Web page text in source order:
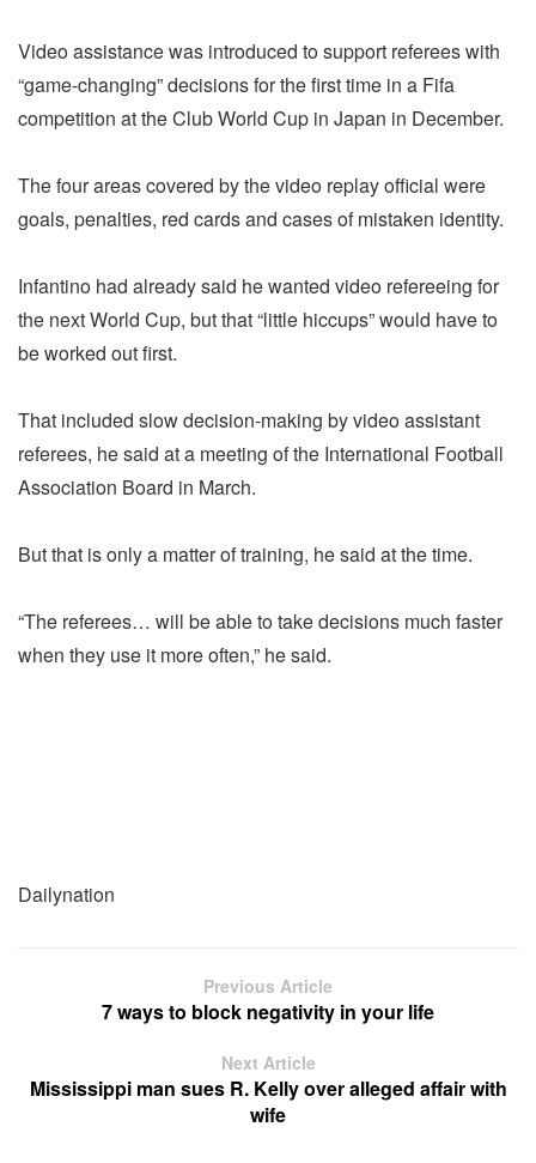
Video assistance was introduced to support referees with
“game-changing” decisions for the first time in a Fifa
competition at the Club World Cup in Japan in December.
The four areas covered by the video replay official were
goals, penalties, red cards and cases of mistaken identity.
Infantino had already said he wanted video refereeing for
the next World Cup, but that “little hiccups” would have to
be worked out first.
That included slow decision-making by video assistant
referees, he said at a meeting of the International Football
Association Board in March.
But that is only a matter of training, he said at the time.
“The referees… will be able to take decisions much faster
when they use it more often,” he said.
Dailynation
Previous Article
7 ways to block negativity in your life
Next Article
Mississippi man sues R. Kelly over alleged affair with
wife